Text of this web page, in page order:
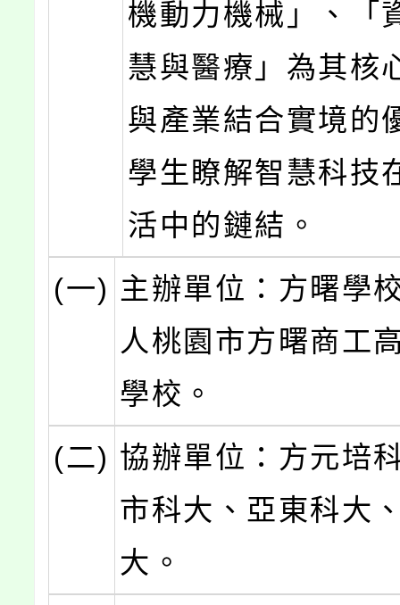
機動力機械」、「
慧與醫療」為其核
與產業結合實境的
學生瞭解智慧科技
活中的鏈結。
(一) 主辦單位：方曙學
人桃園市方曙商工
學校。
(二) 協辦單位：方元培
市科大、亞東科大
大。